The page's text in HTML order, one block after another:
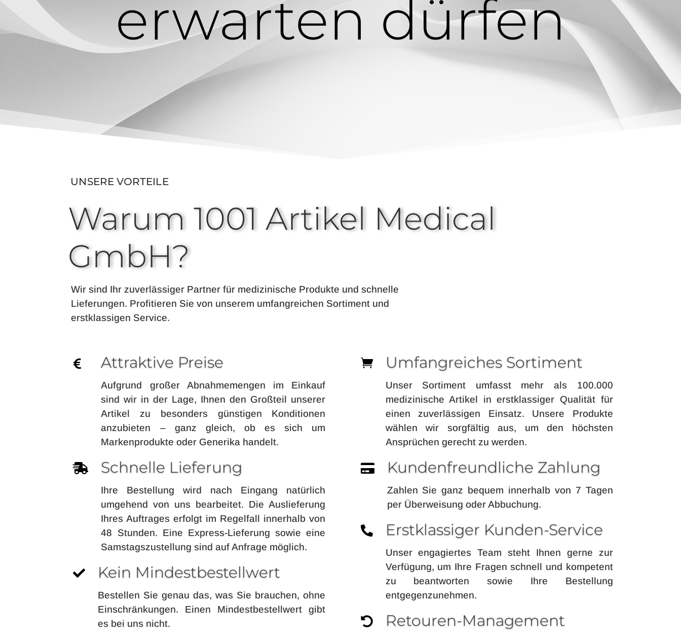
erwarten dürfen
UNSERE VORTEILE
Warum 1001 Artikel Medical
GmbH?
Wir sind Ihr zuverlässiger Partner für medizinische Produkte und schnelle
Lieferungen. Profitieren Sie von unserem umfangreichen Sortiment und
erstklassigen Service.
 Attraktive Preise
Aufgrund großer Abnahmemengen im Einkauf
sind wir in der Lage, Ihnen den Großteil unserer
Artikel zu besonders günstigen Konditionen
anzubieten – ganz gleich, ob es sich um
Markenprodukte oder Generika handelt.
 Schnelle Lieferung
Ihre Bestellung wird nach Eingang natürlich
umgehend von uns bearbeitet. Die Auslieferung
Ihres Auftrages erfolgt im Regelfall innerhalb von
48 Stunden. Eine Express-Lieferung sowie eine
Samstagszustellung sind auf Anfrage möglich.
 Kein Mindestbestellwert
Bestellen Sie genau das, was Sie brauchen, ohne
Einschränkungen. Einen Mindestbestellwert gibt
es bei uns nicht.
 Umfangreiches Sortiment
Unser Sortiment umfasst mehr als 100.000
medizinische Artikel in erstklassiger Qualität für
einen zuverlässigen Einsatz. Unsere Produkte
wählen wir sorgfältig aus, um den höchsten
Ansprüchen gerecht zu werden.
 Kundenfreundliche Zahlung
Zahlen Sie ganz bequem innerhalb von 7 Tagen
per Überweisung oder Abbuchung.
 Erstklassiger Kunden-Service
Unser engagiertes Team steht Ihnen gerne zur
Verfügung, um Ihre Fragen schnell und kompetent
zu beantworten sowie Ihre Bestellung
entgegenzunehmen.
 Retouren-Management